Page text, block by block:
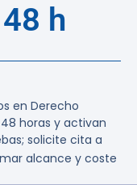
h
en Derecho
horas y activan
solicite cita a
alcance y coste